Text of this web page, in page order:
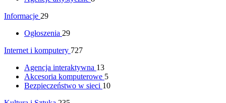
Informacje 29
Ogłoszenia 29
Internet i komputery 727
Agencja interaktywna 13
Akcesoria komputerowe 5
Bezpieczeństwo w sieci 10